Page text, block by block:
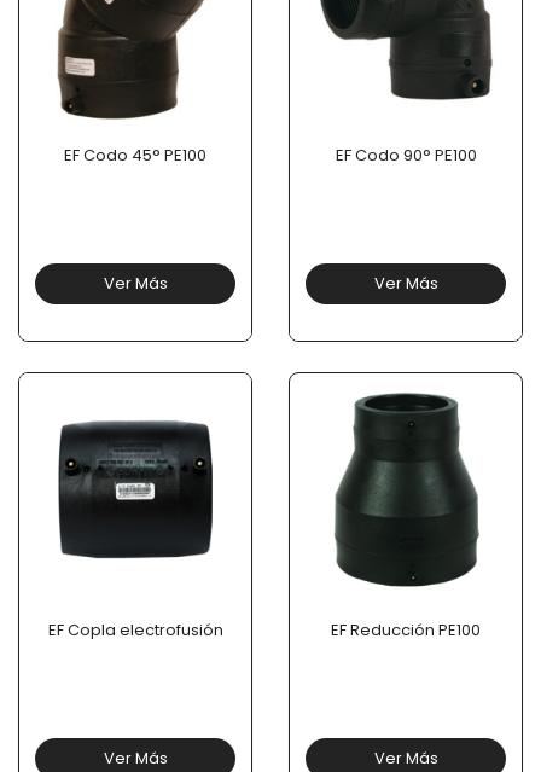
EF Codo 45° PE100
Ver Más
EF Codo 90° PE100
Ver Más
EF Copla electrofusión
Ver Más
EF Reducción PE100
Ver Más